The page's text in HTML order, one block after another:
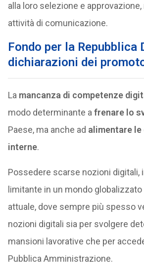
alla loro selezione e
attività di comunicazione.
Fondo per la Repubblica
dichiarazioni dei
La mancanza di competenze
modo determinante a frenare lo
Paese, ma anche ad alimentare
interne.
Possedere scarse nozioni digitali,
limitante in un mondo
attuale, dove sempre più spesso
nozioni digitali sia per svolgere
mansioni lavorative che per
Pubblica Amministrazione.